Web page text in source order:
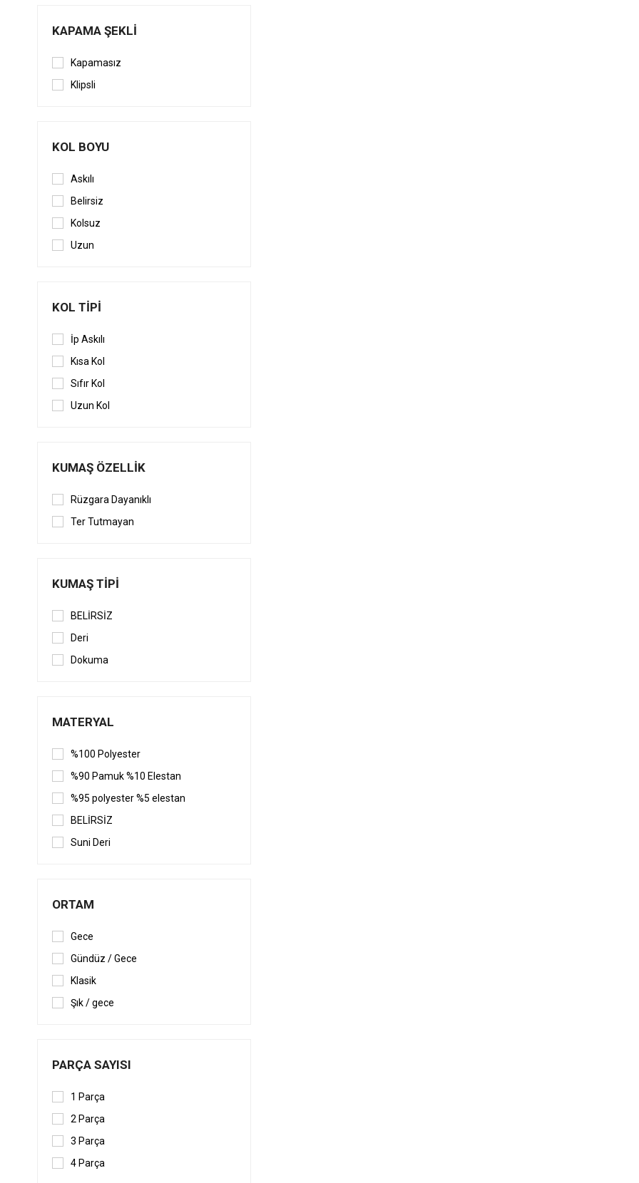
KAPAMA ŞEKLI
Kapamasız
Klipsli
KOL BOYU
Askılı
Belirsiz
Kolsuz
Uzun
KOL TIPI
İp Askılı
Kısa Kol
Sıfır Kol
Uzun Kol
KUMAŞ ÖZELLIK
Rüzgara Dayanıklı
Ter Tutmayan
KUMAŞ TIPI
BELİRSİZ
Deri
Dokuma
MATERYAL
%100 Polyester
%90 Pamuk %10 Elestan
%95 polyester %5 elestan
BELİRSİZ
Suni Deri
ORTAM
Gece
Gündüz / Gece
Klasik
Şık / gece
PARÇA SAYISI
1 Parça
2 Parça
3 Parça
4 Parça